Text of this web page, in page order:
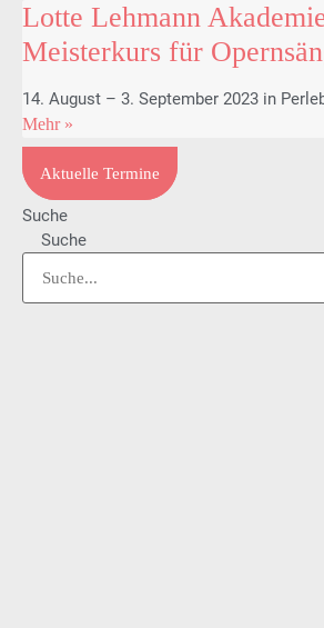
Lotte Lehmann
Meisterkurs für
14. August – 3. September 2023 in
Mehr »
Aktuelle Termine
Suche
Suche